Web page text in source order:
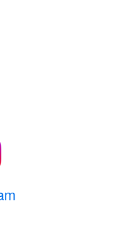
話番号をご入力くださ
（例 ： 0612345678）